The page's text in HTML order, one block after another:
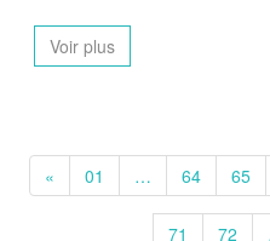
Voir plus
« 01 … 64 65
71 72